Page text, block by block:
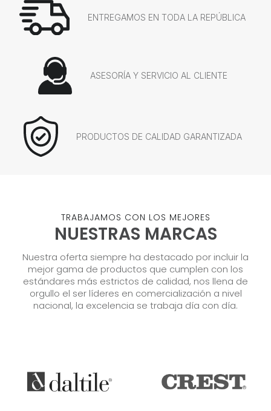
ENTREGAMOS EN TODA LA REPÚBLICA
ASESORÍA Y SERVICIO AL CLIENTE
PRODUCTOS DE CALIDAD GARANTIZADA
TRABAJAMOS CON LOS MEJORES
NUESTRAS MARCAS
Nuestra oferta siempre ha destacado por incluir la
mejor gama de productos que cumplen con los
estándares más estrictos de calidad, nos llena de
orgullo el ser líderes en comercialización a nivel
nacional, la excelencia se trabaja día con día.